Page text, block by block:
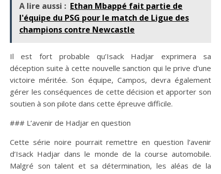
A lire aussi : Ethan Mbappé fait partie de
l'équipe du PSG pour le match de Ligue des
champions contre Newcastle
Il est fort probable qu’Isack Hadjar exprimera sa
déception suite à cette nouvelle sanction qui le prive d’une
victoire méritée. Son équipe, Campos, devra également
gérer les conséquences de cette décision et apporter son
soutien à son pilote dans cette épreuve difficile.
### L’avenir de Hadjar en question
Cette série noire pourrait remettre en question l’avenir
d’Isack Hadjar dans le monde de la course automobile.
Malgré son talent et sa détermination, les aléas de la